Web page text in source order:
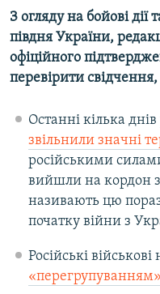
З огляду на бойові
півдня України,
офіційного
перевірити свідчення,
Останні кілька днів
звільнили значні
російськими
вийшли на кордон
називають цю
початку війни з
Російські
«перегрупуванням»